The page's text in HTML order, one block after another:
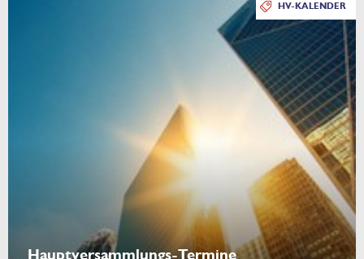
HV-KALENDER
Hauptversammlungs-Termine